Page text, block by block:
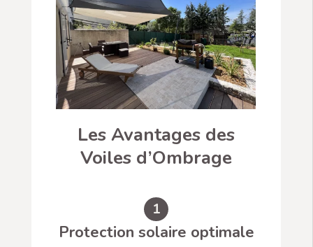
Les Avantages des
Voiles d’Ombrage
1
Protection solaire optimale